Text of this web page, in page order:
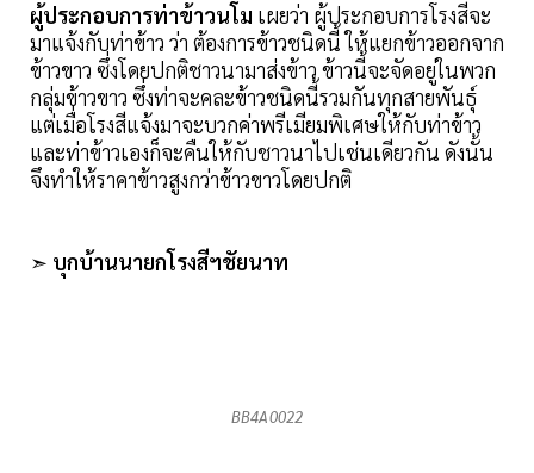
ผู้ประกอบการท่าข้าวนโม เผยว่า ผู้ประกอบการโรงสีจะ
มาแจ้งกับท่าข้าว ว่า ต้องการข้าวชนิดนี้ ให้แยกข้าวออกจาก
ข้าวขาว ซึ่งโดยปกติชาวนามาส่งข้าว ข้าวนี้จะจัดอยู่ในพวก
กลุ่มข้าวขาว ซึ่งท่าจะคละข้าวชนิดนี้รวมกันทุกสายพันธุ์
แต่เมื่อโรงสีแจ้งมาจะบวกค่าพรีเมียมพิเศษให้กับท่าข้าว
และท่าข้าวเองก็จะคืนให้กับชาวนาไปเช่นเดียวกัน ดังนั้น
จึงทำให้ราคาข้าวสูงกว่าข้าวขาวโดยปกติ
➣ บุกบ้านนายกโรงสีฯชัยนาท
BB4A0022